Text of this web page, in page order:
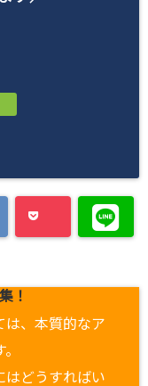
！
は、本質的なア
はどうすればい